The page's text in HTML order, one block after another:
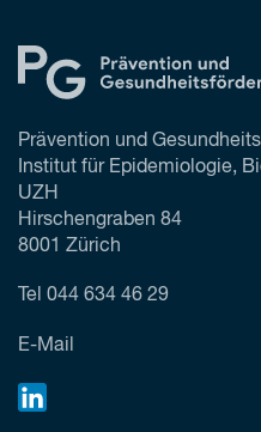
Prävention und
Institut für Epidemiologie,
UZH
Hirschengraben 84
8001 Zürich
Tel 044 634 46 29
E-Mail